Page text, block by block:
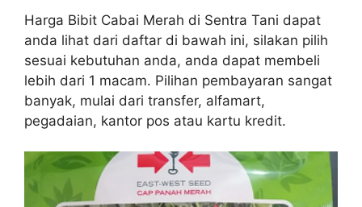
Harga Bibit Cabai Merah di Sentra Tani dapat
anda lihat dari daftar di bawah ini, silakan pilih
sesuai kebutuhan anda, anda dapat membeli
lebih dari 1 macam. Pilihan pembayaran sangat
banyak, mulai dari transfer, alfamart,
pegadaian, kantor pos atau kartu kredit.